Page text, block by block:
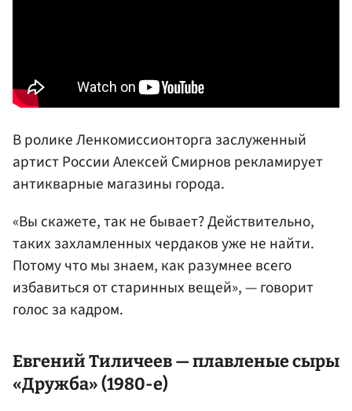
В ролике Ленкомиссионторга заслуженный
артист России Алексей Смирнов рекламирует
антикварные магазины города.
«Вы скажете, так не бывает? Действительно,
таких захламленных чердаков уже не найти.
Потому что мы знаем, как разумнее всего
избавиться от старинных вещей», — говорит
голос за кадром.
Евгений Тиличеев— плавленые сыры
«Дружба» (1980-е)